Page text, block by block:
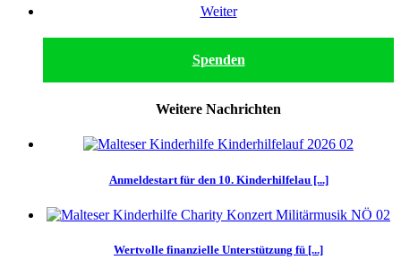
Weiter
Spenden
Weitere Nachrichten
Anmeldestart für den 10. Kinderhilfelau [...]
Wertvolle finanzielle Unterstützung fü [...]